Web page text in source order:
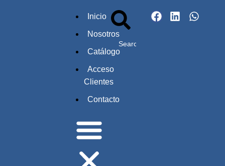
Inicio
Nosotros
Catálogo
Acceso
Clientes
Contacto